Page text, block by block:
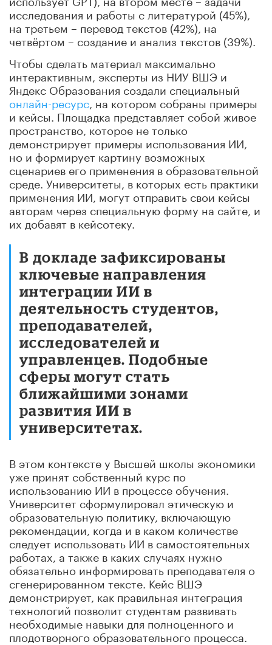
исследования и работы с литературой (45%),
на третьем – перевод текстов (42%), на
четвёртом – создание и анализ текстов (39%).
Чтобы сделать материал максимально
интерактивным, эксперты из НИУ ВШЭ и
Яндекс Образования создали специальный
онлайн-ресурс , на котором собраны примеры
и кейсы. Площадка представляет собой живое
пространство, которое не только
демонстрирует примеры использования ИИ,
но и формирует картину возможных
сценариев его применения в образовательной
среде. Университеты, в которых есть практики
применения ИИ, могут отправить свои кейсы
авторам через специальную форму на сайте, и
их добавят в кейсотеку.
В докладе зафиксированы
ключевые направления
интеграции ИИ в
деятельность студентов,
преподавателей,
исследователей и
управленцев. Подобные
сферы могут стать
ближайшими зонами
развития ИИ в
университетах.
В этом контексте у Высшей школы экономики
уже принят собственный курс по
использованию ИИ в процессе обучения.
Университет сформулировал этическую и
образовательную политику, включающую
рекомендации, когда и в каком количестве
следует использовать ИИ в самостоятельных
работах, а также в каких случаях нужно
обязательно информировать преподавателя о
сгенерированном тексте. Кейс ВШЭ
демонстрирует, как правильная интеграция
технологий позволит студентам развивать
необходимые навыки для полноценного и
плодотворного образовательного процесса.